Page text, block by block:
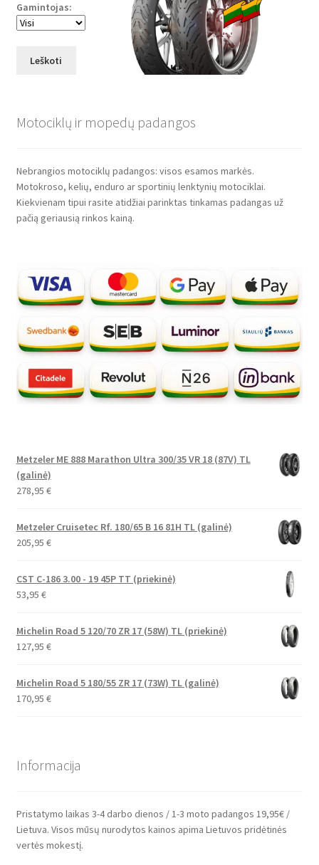
Gamintojas:
Leškoti
Motociklų ir mopedų padangos
Nebrangios motociklų padangos: visos esamos markės.
Motokroso, kelių, enduro ar sportinių lenktynių motociklai.
Kiekvienam tipui rasite atidžiai parinktas tinkamas padangas už
pačią geriausią rinkos kainą.
Metzeler ME 888 Marathon Ultra 300/35 VR 18 (87V) TL
(galinė)
278,95 €
Metzeler Cruisetec Rf. 180/65 B 16 81H TL (galinė)
205,95 €
CST C-186 3.00 - 19 45P TT (priekinė)
53,95 €
Michelin Road 5 120/70 ZR 17 (58W) TL (priekinė)
127,95 €
Michelin Road 5 180/55 ZR 17 (73W) TL (galinė)
170,95 €
Informacija
Pristatymo laikas 3-4 darbo dienos / 1-3 moto padangos 19,95€ /
Lietuva. Visos mūsų nurodytos kainos apima Lietuvos pridėtinės
vertės mokestį.